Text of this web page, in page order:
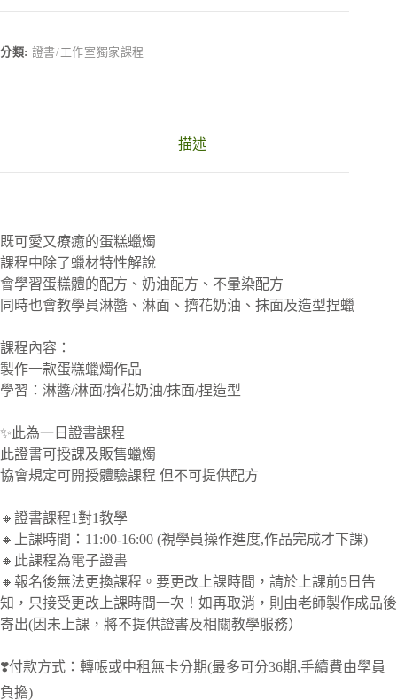
r
分類: 證書/工作室獨家課程
描述
既可愛又療癒的蛋糕蠟燭
課程中除了蠟材特性解說
會學習蛋糕體的配方、奶油配方、不暈染配方
同時也會教學員淋醬、淋面、擠花奶油、抹面及造型捏蠟
課程內容：
製作一款蛋糕蠟燭作品
學習：淋醬/淋面/擠花奶油/抹面/捏造型
✨此為一日證書課程
此證書可授課及販售蠟燭
協會規定可開授體驗課程 但不可提供配方
🔸證書課程1對1教學
🔸上課時間：11:00-16:00 (視學員操作進度,作品完成才下課)
🔸此課程為電子證書
🔸報名後無法更換課程。要更改上課時間，請於上課前5日告
知，只接受更改上課時間一次！如再取消，則由老師製作成品後
寄出(因未上課，將不提供證書及相關教學服務）
❣️付款方式：轉帳或中租無卡分期(最多可分36期,手續費由學員
負擔)